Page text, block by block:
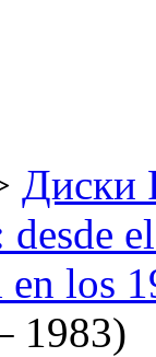
Диски
desde
los
1983)